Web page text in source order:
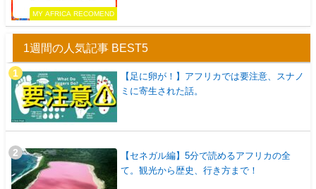
MY AFRICA RECOMEND
1週間の人気記事 BEST5
【足に卵が！】アフリカでは要注意、スナノ
ミに寄生された話。
【セネガル編】5分で読めるアフリカの全
て。観光から歴史、行き方まで！